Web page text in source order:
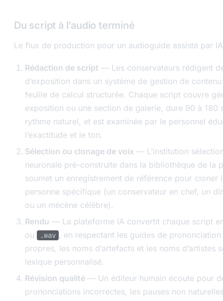
Du script à l’audio terminé
Le flux de production pour un audioguide assisté par
Rédaction de script — Les conservateurs rédigent
d’exposition dans un système de gestion de
feuille de calcul structurée. Chaque script couvre
exposition ou une section de galerie, dure 90 à 180
rythme naturel, et est examinée par le personnel
l’exactitude et le ton.
Sélection ou clonage de voix — L’institution
neuronale pré-construite dans la bibliothèque de la
soumet un enregistrement de référence pour cloner
personne spécifique (un conservateur en chef, un
ou un mécène célèbre).
Rendu — La plateforme IA convertit chaque script
ou
.wav , en respectant les guides de
propres, les noms d’artefacts et les noms d’artistes
lexique personnalisé.
Révision qualité — Un éditeur humain écoute pour
prononciations incorrectes, les pauses non